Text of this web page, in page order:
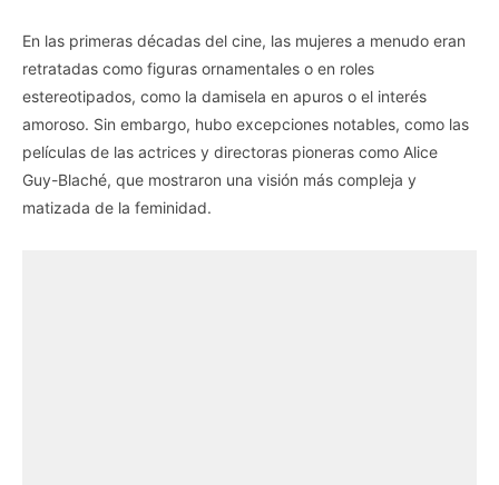
En las primeras décadas del cine, las mujeres a menudo eran
retratadas como figuras ornamentales o en roles
estereotipados, como la damisela en apuros o el interés
amoroso. Sin embargo, hubo excepciones notables, como las
películas de las actrices y directoras pioneras como Alice
Guy-Blaché, que mostraron una visión más compleja y
matizada de la feminidad.